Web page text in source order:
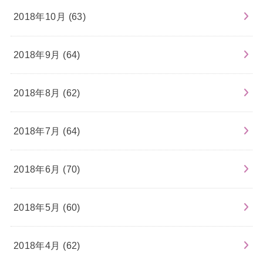
2018年10月 (63)
2018年9月 (64)
2018年8月 (62)
2018年7月 (64)
2018年6月 (70)
2018年5月 (60)
2018年4月 (62)